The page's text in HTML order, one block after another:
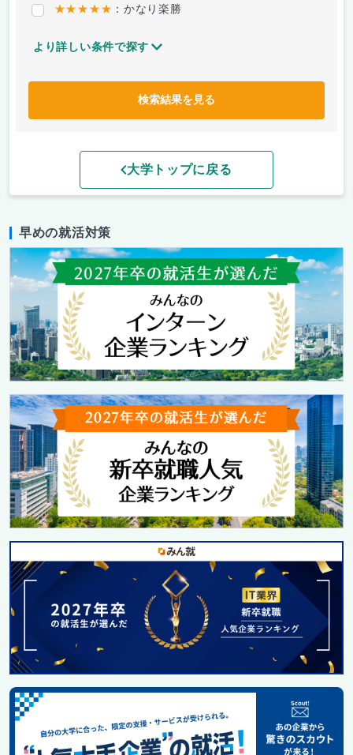
★★★★★ ：かなり楽勝
より詳しい条件で探す
検索結果を見る
大学トップに戻る
早めの就活対策